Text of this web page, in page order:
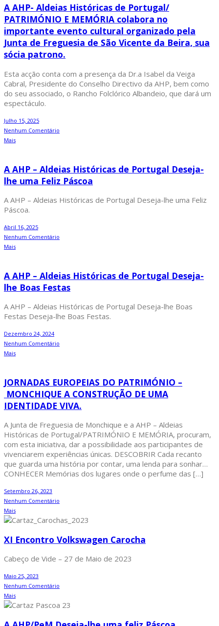
A AHP- Aldeias Históricas de Portugal/
PATRIMÓNIO E MEMÓRIA colabora no
importante evento cultural organizado pela
Junta de Freguesia de São Vicente da Beira, sua
sócia patrono.
Esta acção conta com a presença da Dr.a Isabel da Veiga
Cabral, Presidente do Conselho Directivo da AHP, bem como
do seu associado, o Rancho Folclórico Albandeio, que dará um
espectáculo.
Julho 15, 2025
Nenhum Comentário
Mais
A AHP – Aldeias Históricas de Portugal Deseja-
lhe uma Feliz Páscoa
A AHP – Aldeias Históricas de Portugal Deseja-lhe uma Feliz
Páscoa.
Abril 16, 2025
Nenhum Comentário
Mais
A AHP – Aldeias Históricas de Portugal Deseja-
lhe Boas Festas
A AHP – Aldeias Históricas de Portugal Deseja-lhe Boas
Festas Deseja-lhe Boas Festas.
Dezembro 24, 2024
Nenhum Comentário
Mais
JORNADAS EUROPEIAS DO PATRIMÓNIO –
MONCHIQUE A CONSTRUÇÃO DE UMA
IDENTIDADE VIVA.
A Junta de Freguesia de Monchique e a AHP – Aldeias
Históricas de Portugal/PATRIMÓNIO E MEMÓRIA, procuram,
com esta iniciativa, dar a possibilidade aos participantes de
vivenciarem experiências únicas. DESCOBRIR Cada recanto
que guarda uma história por contar, uma lenda para sonhar…
CONHECER Memórias dos lugares onde o perfume das […]
Setembro 26, 2023
Nenhum Comentário
Mais
XI Encontro Volkswagen Carocha
Cabeço de Vide – 27 de Maio de 2023
Maio 25, 2023
Nenhum Comentário
Mais